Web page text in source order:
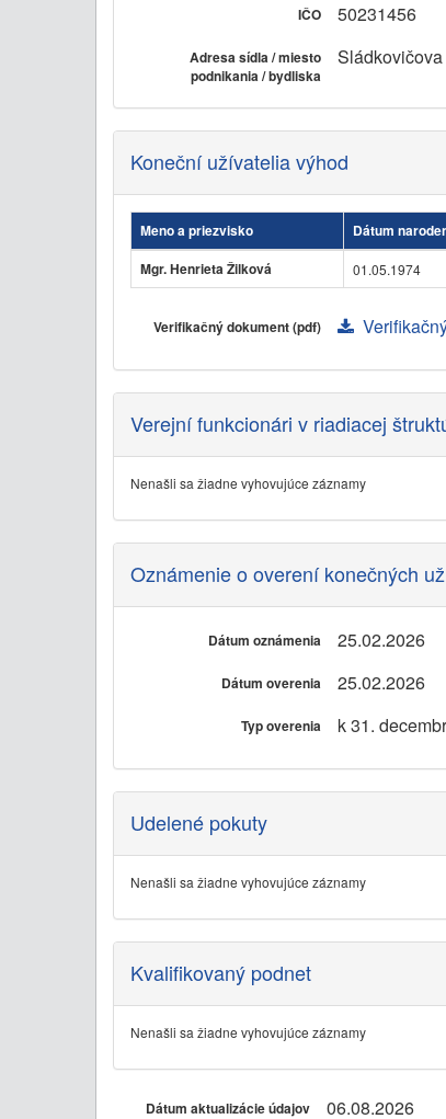
IČO 50231456
Adresa sídla / miesto
podnikania / bydliska
Koneční užívatelia výhod
Meno a priezvisko Dátum
Mgr. Henrieta Žilková
01.05.1974
Verifikačný dokument (pdf)
Verejní funkcionári v riadiacej
Nenašli sa žiadne vyhovujúce záznamy
Oznámenie o overení konečných
Dátum oznámenia 25.02.2026
Dátum overenia 25.02.2026
Typ overenia k 31.
Udelené pokuty
Nenašli sa žiadne vyhovujúce záznamy
Kvalifikovaný podnet
Nenašli sa žiadne vyhovujúce záznamy
Dátum aktualizácie údajov 06.08.2026